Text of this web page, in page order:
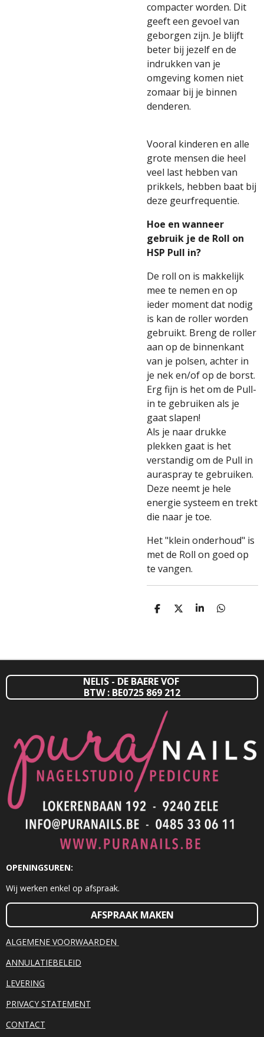
compacter worden. Dit
geeft een gevoel van
geborgen zijn. Je blijft
beter bij jezelf en de
indrukken van je
omgeving komen niet
zomaar bij je binnen
denderen.
Vooral kinderen en alle
grote mensen die heel
veel last hebben van
prikkels, hebben baat bij
deze geurfrequentie.
Hoe en wanneer
gebruik je de Roll on
HSP Pull in?
De roll on is makkelijk
mee te nemen en op
ieder moment dat nodig
is kan de roller worden
gebruikt. Breng de roller
aan op de binnenkant
van je polsen, achter in
je nek en/of op de borst.
Erg fijn is het om de Pull-
in te gebruiken als je
gaat slapen!
Als je naar drukke
plekken gaat is het
verstandig om de Pull in
aurasprayte gebruiken.
Deze neemt je hele
energie systeem en trekt
die naar je toe.
Het "klein onderhoud" is
met de Roll on goed op
te vangen.
D
D
S
D
NELIS - DE BAERE VOF
BTW : BE0725 869 212
OPENINGSUREN:
Wij werken enkel op afspraak.
AFSPRAAK MAKEN
ALGEMENE VOORWAARDEN
ANNULATIEBELEID
LEVERING
PRIVACY STATEMENT
CONTACT